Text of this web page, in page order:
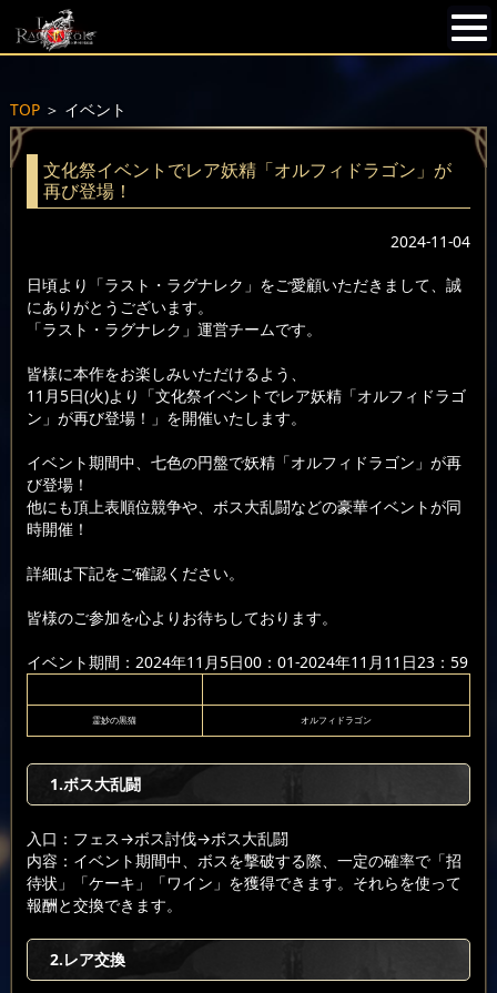
TOP＞ イベント
文化祭イベントでレア妖精「オルフィドラゴン」が
再び登場！
2024-11-04
日頃より「ラスト・ラグナレク」をご愛顧いただきまして、誠
にありがとうございます。
「ラスト・ラグナレク」運営チームです。
皆様に本作をお楽しみいただけるよう、
11月5日(火)より「文化祭イベントでレア妖精「オルフィドラゴ
ン」が再び登場！」を開催いたします。
イベント期間中、七色の円盤で妖精「オルフィドラゴン」が再
び登場！
他にも頂上表順位競争や、ボス大乱闘などの豪華イベントが同
時開催！
詳細は下記をご確認ください。
皆様のご参加を心よりお待ちしております。
イベント期間：2024年11月5日00：01-2024年11月11日23：59
霊妙の黒猫 オルフィドラゴン
1.ボス大乱闘
入口：フェス→ボス討伐→ボス大乱闘
内容：イベント期間中、ボスを撃破する際、一定の確率で「招
待状」「ケーキ」「ワイン」を獲得できます。それらを使って
報酬と交換できます。
2.レア交換